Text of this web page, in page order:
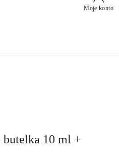
Moje konto
10 ml +